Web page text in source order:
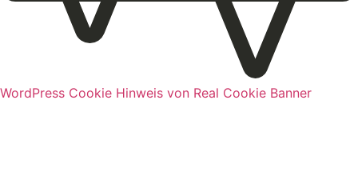
WordPress Cookie Hinweis von Real Cookie Banner